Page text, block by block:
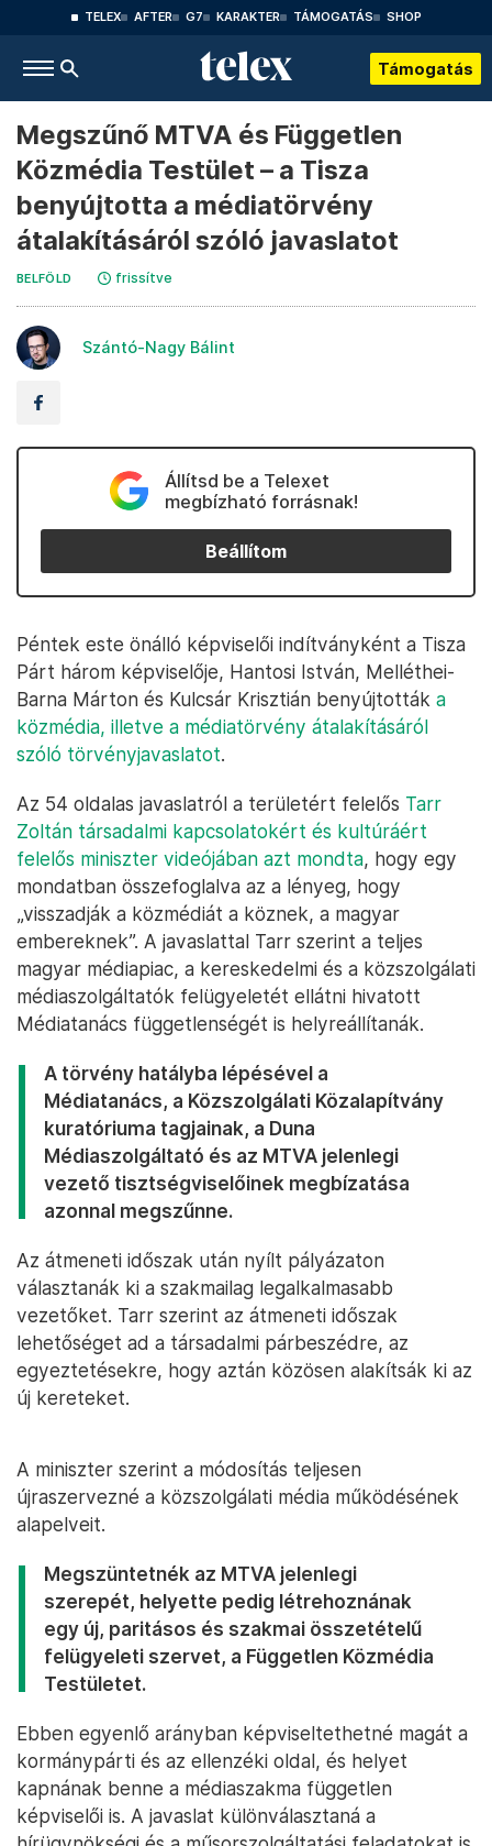
TELEX AFTER G7 KARAKTER TÁMOGATÁS SHOP
Támogatás
Megszűnő MTVA és Független
Közmédia Testület – a Tisza
benyújtotta a médiatörvény
átalakításáról szóló javaslatot
BELFÖLD frissítve
Szántó-Nagy Bálint
Állítsd be a Telexet
megbízható forrásnak!
Beállítom
Péntek este önálló képviselői indítványként a Tisza
Párt három képviselője, Hantosi István, Melléthei-
Barna Márton és Kulcsár Krisztián benyújtották a
közmédia, illetve a médiatörvény átalakításáról
szóló törvényjavaslatot.
Az 54 oldalas javaslatról a területért felelős Tarr
Zoltán társadalmi kapcsolatokért és kultúráért
felelős miniszter videójában azt mondta, hogy egy
mondatban összefoglalva az a lényeg, hogy
„visszadják a közmédiát a köznek, a magyar
embereknek”. A javaslattal Tarr szerint a teljes
magyar médiapiac, a kereskedelmi és a közszolgálati
médiaszolgáltatók felügyeletét ellátni hivatott
Médiatanács függetlenségét is helyreállítanák.
A törvény hatályba lépésével a
Médiatanács, a Közszolgálati Közalapítvány
kuratóriuma tagjainak, a Duna
Médiaszolgáltató és az MTVA jelenlegi
vezető tisztségviselőinek megbízatása
azonnal megszűnne.
Az átmeneti időszak után nyílt pályázaton
választanák ki a szakmailag legalkalmasabb
vezetőket. Tarr szerint az átmeneti időszak
lehetőséget ad a társadalmi párbeszédre, az
egyeztetésekre, hogy aztán közösen alakítsák ki az
új kereteket.
A miniszter szerint a módosítás teljesen
újraszervezné a közszolgálati média működésének
alapelveit.
Megszüntetnék az MTVA jelenlegi
szerepét, helyette pedig létrehoznának
egy új, paritásos és szakmai összetételű
felügyeleti szervet, a Független Közmédia
Testületet.
Ebben egyenlő arányban képviseltethetné magát a
kormánypárti és az ellenzéki oldal, és helyet
kapnának benne a médiaszakma független
képviselői is. A javaslat különválasztaná a